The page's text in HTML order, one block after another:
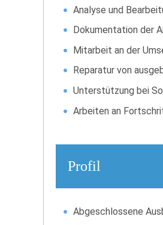
Analyse und
Dokumentation der
Mitarbeit an der
Reparatur von
Unterstützung bei
Arbeiten an
Profil
Abgeschlossene